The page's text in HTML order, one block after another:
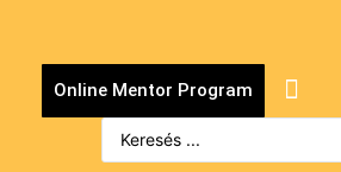
Online Mentor Program